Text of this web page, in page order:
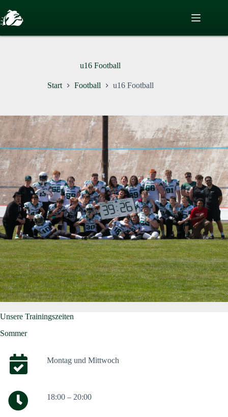
Inhalt
springen
u16 Football
Start Football u16 Football
Unsere Trainingszeiten
Sommer
Montag und Mittwoch
18:00 – 20:00